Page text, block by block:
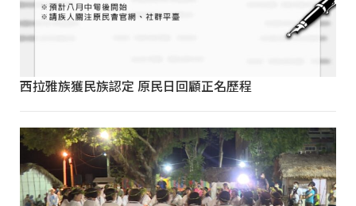
西拉雅族獲民族認定 原民日回顧正名歷程